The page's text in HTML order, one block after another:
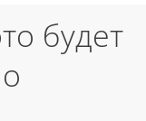
будет